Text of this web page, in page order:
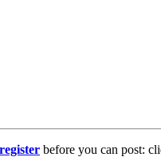
register before you can post: